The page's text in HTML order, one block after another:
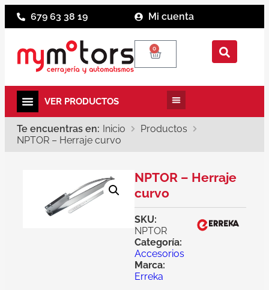
679 63 38 19 Mi cuenta
0
Te encuentras en: Inicio
Productos
NPTOR – Herraje curvo
NPTOR – Herraje
curvo
SKU:
NPTOR
Categoría:
Accesorios
Marca:
Erreka